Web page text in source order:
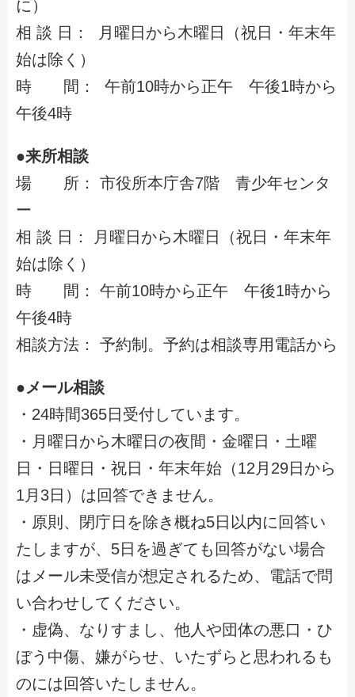
に）
相 談 日： 月曜日から木曜日（祝日・年末年
始は除く）
時 間： 午前10時から正午 午後1時から
午後4時
●来所相談
場 所： 市役所本庁舎7階 青少年センタ
ー
相 談 日： 月曜日から木曜日（祝日・年末年
始は除く）
時 間： 午前10時から正午 午後1時から
午後4時
相談方法： 予約制。予約は相談専用電話から
●メール相談
・24時間365日受付しています。
・月曜日から木曜日の夜間・金曜日・土曜
日・日曜日・祝日・年末年始（12月29日から
1月3日）は回答できません。
・原則、閉庁日を除き概ね5日以内に回答い
たしますが、5日を過ぎても回答がない場合
はメール未受信が想定されるため、電話で問
い合わせしてください。
・虚偽、なりすまし、他人や団体の悪口・ひ
ぼう中傷、嫌がらせ、いたずらと思われるも
のには回答いたしません。